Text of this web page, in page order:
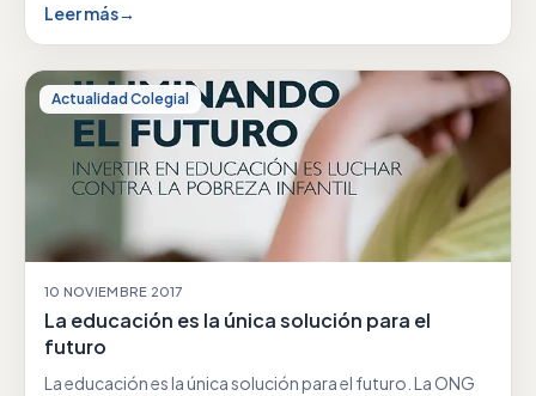
Leer más→
Actualidad Colegial
10 NOVIEMBRE 2017
La educación es la única solución para el
futuro
La educación es la única solución para el futuro. La ONG